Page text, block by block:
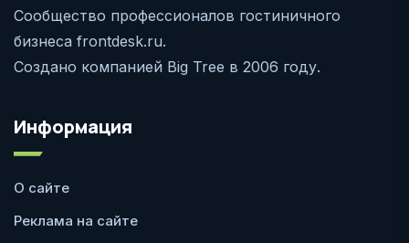
Сообщество профессионалов гостиничного
бизнеса frontdesk.ru.
Создано компанией Big Tree в 2006 году.
Информация
О сайте
Реклама на сайте